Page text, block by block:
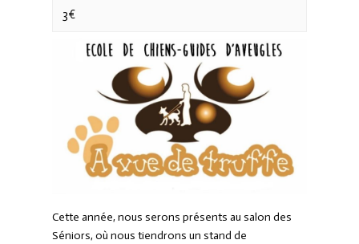
3€
Cette année, nous serons présents au salon des
Séniors, où nous tiendrons un stand de